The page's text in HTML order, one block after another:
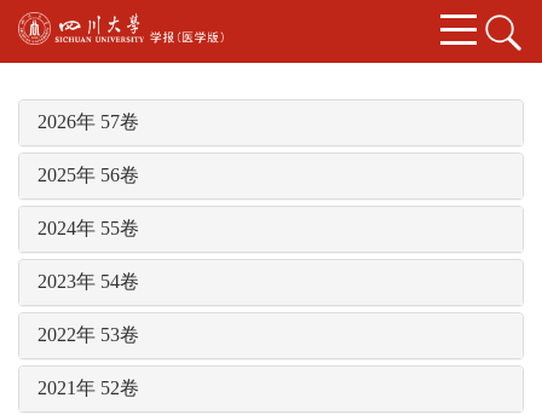
2026年 57卷
2025年 56卷
2024年 55卷
2023年 54卷
2022年 53卷
2021年 52卷